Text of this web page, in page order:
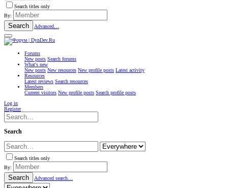
Search titles only
By:
Search Advanced…
Forums
New posts Search forums
What's new
New posts New resources New profile posts Latest activity
Resources
Latest reviews Search resources
Members
Current visitors New profile posts Search profile posts
Log in
Register
Search
Search titles only
By:
Search Advanced search…